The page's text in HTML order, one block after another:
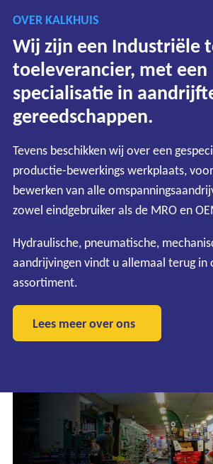
OVER KALKHUIS
Wij zijn een Industriële
toeleverancier, met een
specialisatie in
gereedschappen.
Tevens beschikken wij over een
productie-bewerkings werkplaats,
bewerken van alle
zowel eindgebruiker als de MRO en
Hydraulische, pneumatische,
aandrijvingen vindt u allemaal terug in
assortiment.
Lees meer over ons